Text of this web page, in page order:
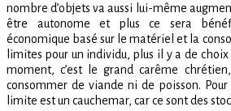
nombre d’objets va aussi lui-même
être autonome et plus ce sera
économique basé sur le matériel et la
limites pour un individu, plus il y a de
moment, c’est le grand carême
consommer de viande ni de poisson. Pour
limite est un cauchemar, car ce sont des